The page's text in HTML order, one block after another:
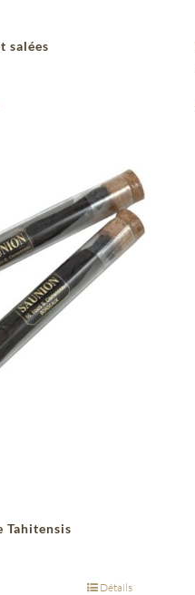
salées
Tahitensis
Détails